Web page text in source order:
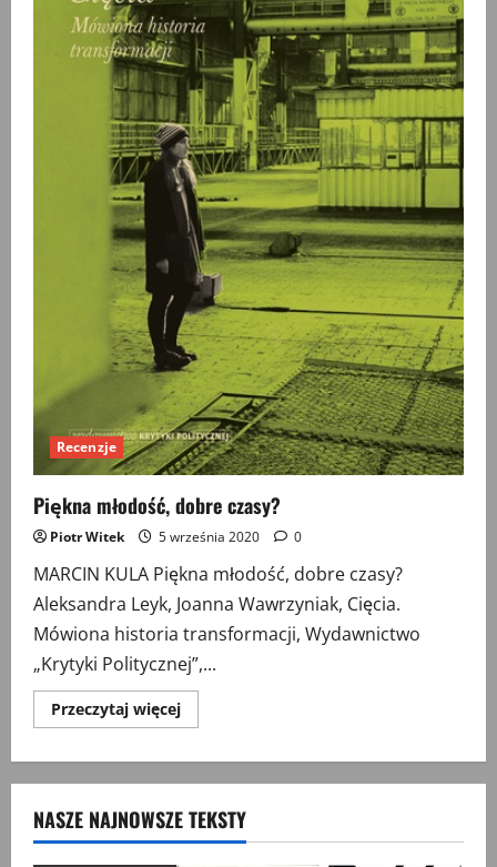
Recenzje
Piękna młodość, dobre czasy?
Piotr Witek 5 września 2020 0
MARCIN KULA Piękna młodość, dobre czasy?
Aleksandra Leyk, Joanna Wawrzyniak, Cięcia.
Mówiona historia transformacji, Wydawnictwo
„Krytyki Politycznej”,...
Przeczytaj więcejPrzeczytaj
więcej
dobre
NASZE NAJNOWSZE TEKSTY